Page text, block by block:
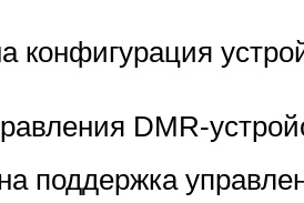
конфигурация
DMR-
поддержка